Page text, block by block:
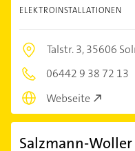
ELEKTROINSTALLATIONEN
Talstr. 3,35606
06442 9 38 72 13
Webseite
Salzmann-